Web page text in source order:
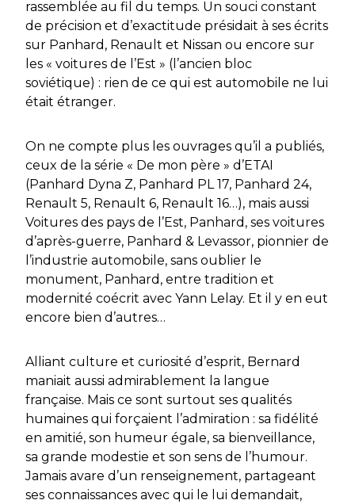
rassemblée au fil du temps. Un souci constant
de précision et d’exactitude présidait à ses écrits
sur Panhard, Renault et Nissan ou encore sur
les « voitures de l’Est » (l’ancien bloc
soviétique) : rien de ce qui est automobile ne lui
était étranger.
On ne compte plus les ouvrages qu’il a publiés,
ceux de la série « De mon père » d’ETAI
(Panhard Dyna Z, Panhard PL 17, Panhard 24,
Renault 5, Renault 6, Renault 16…), mais aussi
Voitures des pays de l’Est, Panhard, ses voitures
d’après-guerre, Panhard & Levassor, pionnier de
l’industrie automobile, sans oublier le
monument, Panhard, entre tradition et
modernité coécrit avec Yann Lelay. Et il y en eut
encore bien d’autres…
Alliant culture et curiosité d’esprit, Bernard
maniait aussi admirablement la langue
française. Mais ce sont surtout ses qualités
humaines qui forçaient l’admiration : sa fidélité
en amitié, son humeur égale, sa bienveillance,
sa grande modestie et son sens de l’humour.
Jamais avare d’un renseignement, partageant
ses connaissances avec qui le lui demandait,